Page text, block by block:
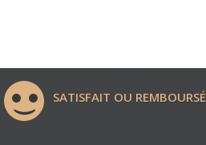
SATISFAIT OU REMBOURSÉ